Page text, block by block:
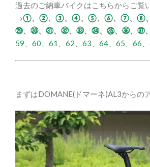
過去のご納車バイクはこちらからご覧
→①、 ②、 ③、 ④、 ⑤、 ⑥、 ⑦、 ⑧、
㉙、 ㉚、 ㉛、 ㉜、 ㉝、 ㉞、 ㉟、 ㊱、 ㊲、
59
60 61 62 63 64 65 66
まずはDOMANE(ドマーネ)AL3からの